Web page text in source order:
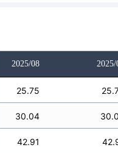
2025/08 2025/
25.75
30.04
42.91